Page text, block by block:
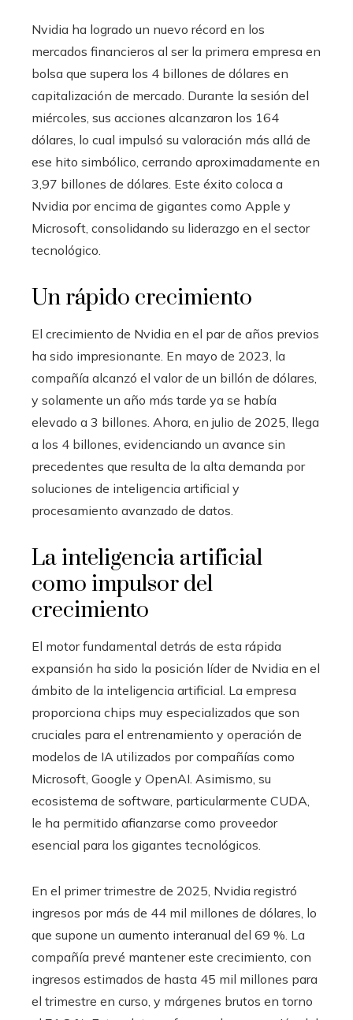
Nvidia ha logrado un nuevo récord en los
mercados financieros al ser la primera empresa en
bolsa que supera los 4 billones de dólares en
capitalización de mercado. Durante la sesión del
miércoles, sus acciones alcanzaron los 164
dólares, lo cual impulsó su valoración más allá de
ese hito simbólico, cerrando aproximadamente en
3,97 billones de dólares. Este éxito coloca a
Nvidia por encima de gigantes como Apple y
Microsoft, consolidando su liderazgo en el sector
tecnológico.
Un rápido crecimiento
El crecimiento de Nvidia en el par de años previos
ha sido impresionante. En mayo de 2023, la
compañía alcanzó el valor de un billón de dólares,
y solamente un año más tarde ya se había
elevado a 3 billones. Ahora, en julio de 2025, llega
a los 4 billones, evidenciando un avance sin
precedentes que resulta de la alta demanda por
soluciones de inteligencia artificial y
procesamiento avanzado de datos.
La inteligencia artificial
como impulsor del
crecimiento
El motor fundamental detrás de esta rápida
expansión ha sido la posición líder de Nvidia en el
ámbito de la inteligencia artificial. La empresa
proporciona chips muy especializados que son
cruciales para el entrenamiento y operación de
modelos de IA utilizados por compañías como
Microsoft, Google y OpenAI. Asimismo, su
ecosistema de software, particularmente CUDA,
le ha permitido afianzarse como proveedor
esencial para los gigantes tecnológicos.
En el primer trimestre de 2025, Nvidia registró
ingresos por más de 44 mil millones de dólares, lo
que supone un aumento interanual del 69 %. La
compañía prevé mantener este crecimiento, con
ingresos estimados de hasta 45 mil millones para
el trimestre en curso, y márgenes brutos en torno